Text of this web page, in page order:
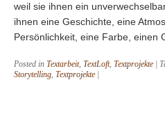
weil sie ihnen ein
ihnen eine Geschichte, eine
Persönlichkeit, eine Farbe, einen
Posted in Textarbeit, TextLoft, Textprojekte
Storytelling, Textprojekte